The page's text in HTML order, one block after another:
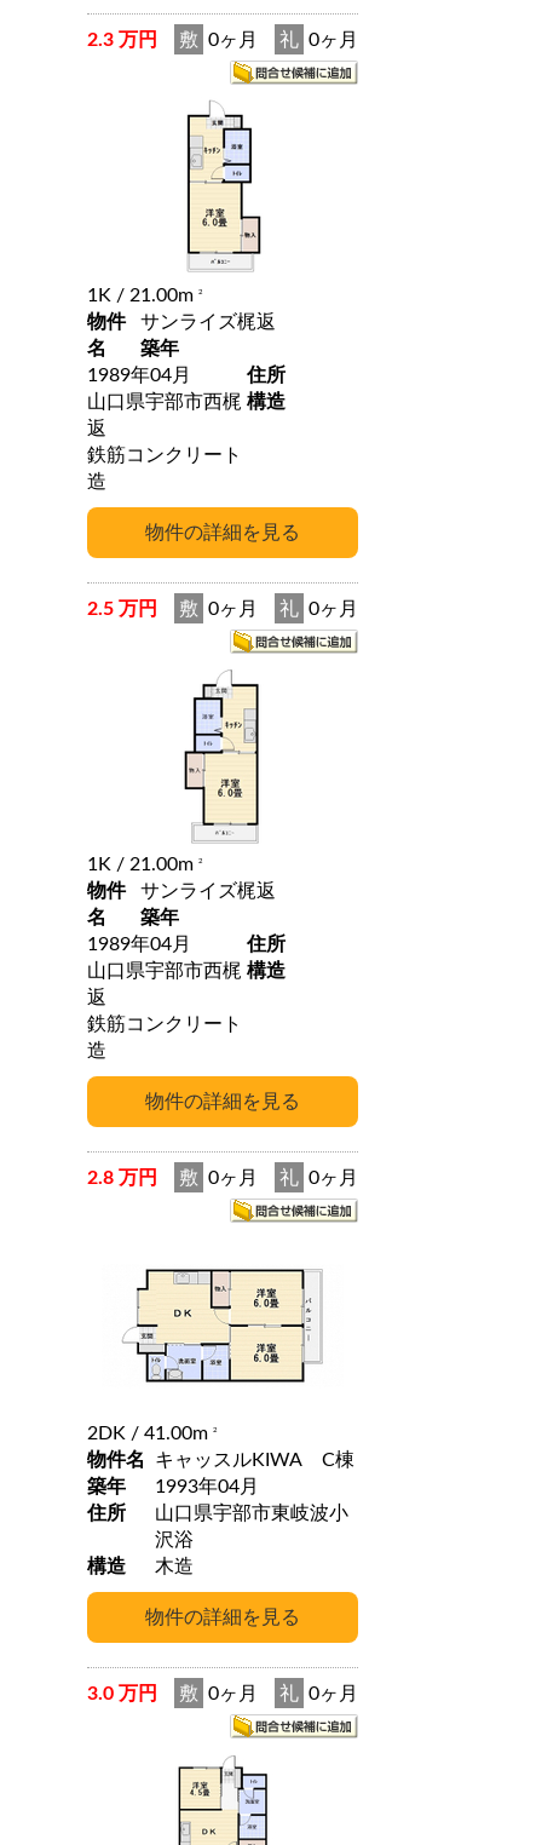
2.3 万円 敷 0ヶ月 礼 0ヶ月
1K / 21.00m 2
物件
名
サンライズ梶返
築年
1989年04月
住所
山口県宇部市西梶
返
構造
鉄筋コンクリート
造
2.5 万円 敷 0ヶ月 礼 0ヶ月
1K / 21.00m 2
物件
名
サンライズ梶返
築年
1989年04月
住所
山口県宇部市西梶
返
構造
鉄筋コンクリート
造
2.8 万円 敷 0ヶ月 礼 0ヶ月
2DK / 41.00m 2
物件名
キャッスルKIWA C棟
築年
1993年04月
住所
山口県宇部市東岐波小
沢浴
構造
木造
3.0 万円 敷 0ヶ月 礼 0ヶ月